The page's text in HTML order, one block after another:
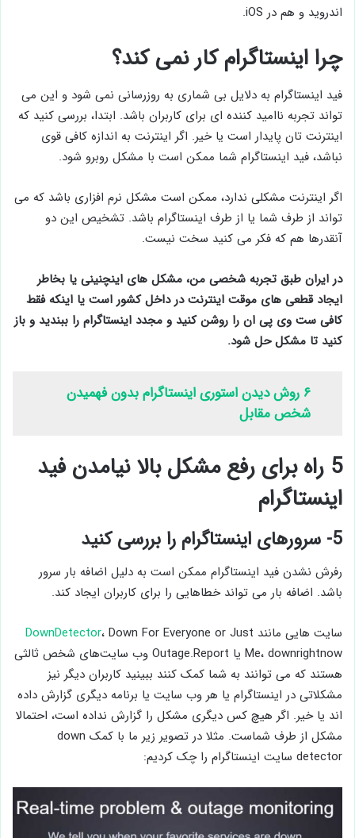
اندروید و هم در iOS.
چرا اینستاگرام کار نمی کند؟
فید اینستاگرام به دلایل بی ‌شماری به‌ روزرسانی نمی ‌شود و این می
تواند تجربه ناامید کننده ای برای کاربران باشد. ابتدا، بررسی کنید که
اینترنت تان پایدار است یا خیر. اگر اینترنت به اندازه کافی قوی
نباشد، فید اینستاگرام شما ممکن است با مشکل روبرو شود.
اگر اینترنت مشکلی ندارد، ممکن است مشکل نرم افزاری باشد که می
تواند از طرف شما یا از طرف اینستاگرام باشد. تشخیص این دو
آنقدرها هم که فکر می کنید سخت نیست.
در ایران طبق تجربه شخصی من، مشکل های اینچنینی یا بخاطر
ایجاد قطعی های موقت اینترنت در داخل کشور است یا اینکه فقط
کافی ست وی پی ان را روشن کنید و مجدد اینستاگرام را ببندید و باز
کنید تا مشکل حل شود.
۶ روش دیدن استوری اینستاگرام بدون فهمیدن
شخص مقابل
5 راه برای رفع مشکل بالا نیامدن فید
اینستاگرام
5- سرورهای اینستاگرام را بررسی کنید
رفرش نشدن فید اینستاگرام ممکن است به دلیل اضافه بار سرور
باشد. اضافه بار می تواند خطاهایی را برای کاربران ایجاد کند.
سایت هایی مانند DownDetector، Down For Everyone or Just
Me، downrightnow یا Outage.Report وب‌ سایت‌های شخص ثالثی
هستند که می‌ توانند به شما کمک کنند ببینید کاربران دیگر نیز
مشکلاتی در اینستاگرام یا هر وب‌ سایت یا برنامه دیگری گزارش داده
اند یا خیر. اگر هیچ کس دیگری مشکل را گزارش نداده است، احتمالا
مشکل از طرف شماست. مثلا در تصویر زیر ما با کمک down
detector سایت اینستاگرام را چک کردیم: